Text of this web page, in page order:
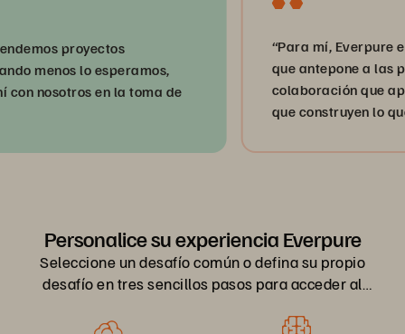
proyectos
lo esperamos,
en la toma de
“Para mí, Everpure es
que antepone a las
colaboración que
que construyen lo que
Personalice su experiencia Everpure
Seleccione un desafío común o defina su propio
desafío en tres sencillos pasos para acceder al